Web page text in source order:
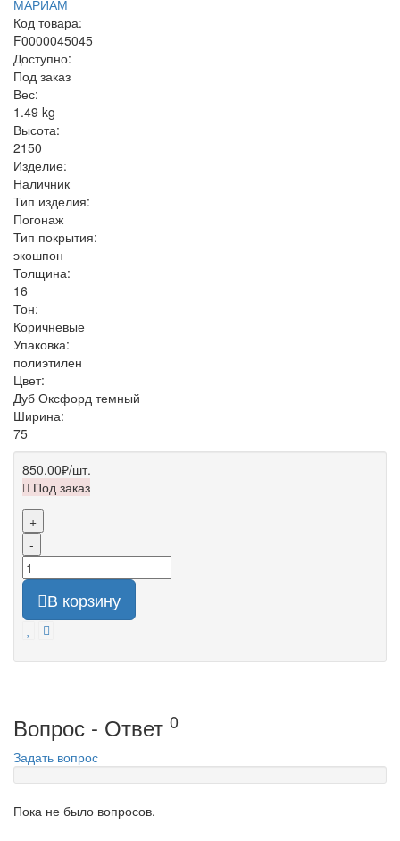
МАРИАМ
Код товара:
F0000045045
Доступно:
Под заказ
Вес:
1.49 kg
Высота:
2150
Изделие:
Наличник
Тип изделия:
Погонаж
Тип покрытия:
экошпон
Толщина:
16
Тон:
Коричневые
Упаковка:
полиэтилен
Цвет:
Дуб Оксфорд темный
Ширина:
75
850.00₽/шт.
Под заказ
+
-
В корзину
Вопрос - Ответ 0
Задать вопрос
Пока не было вопросов.